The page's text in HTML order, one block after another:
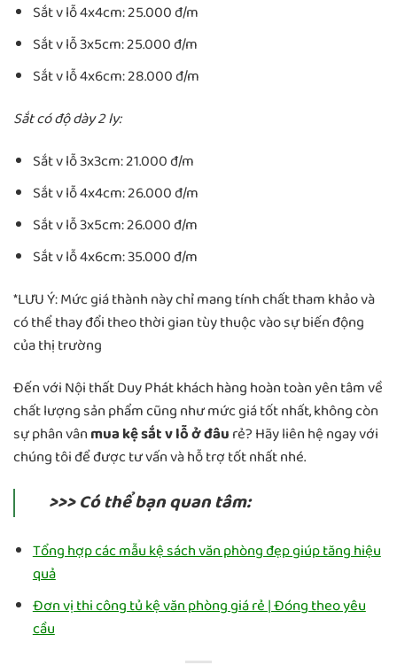
Sắt v lỗ 4x4cm: 25.000 đ/m
Sắt v lỗ 3x5cm: 25.000 đ/m
Sắt v lỗ 4x6cm: 28.000 đ/m
Sắt có độ dày 2 ly:
Sắt v lỗ 3x3cm: 21.000 đ/m
Sắt v lỗ 4x4cm: 26.000 đ/m
Sắt v lỗ 3x5cm: 26.000 đ/m
Sắt v lỗ 4x6cm: 35.000 đ/m
*LƯU Ý: Mức giá thành này chỉ mang tính chất tham khảo và
có thể thay đổi theo thời gian tùy thuộc vào sự biến động
của thị trường
Đến với Nội thất Duy Phát khách hàng hoàn toàn yên tâm về
chất lượng sản phẩm cũng như mức giá tốt nhất, không còn
sự phân vânmua kệ sắt v lỗ ở đâurẻ? Hãy liên hệ ngay với
chúng tôi để được tư vấn và hỗ trợ tốt nhất nhé.
>>> Có thể bạn quan tâm:
Tổng hợp các mẫu kệ sách văn phòng đẹp giúp tăng hiệu
quả
Đơn vị thi công tủ kệ văn phòng giá rẻ | Đóng theo yêu
cầu